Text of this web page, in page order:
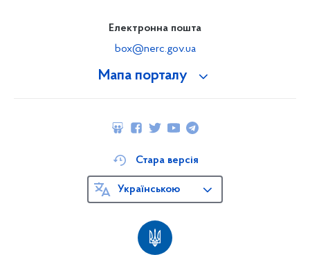
Мапа порталу
Електронна пошта
box@nerc.gov.ua
Стара версія
Українською